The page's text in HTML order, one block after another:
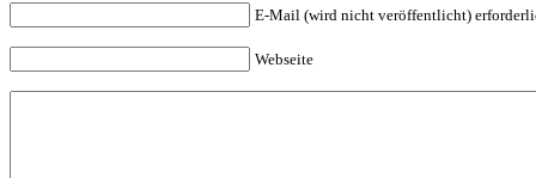
E-Mail (wird nicht veröffentlicht)
Webseite